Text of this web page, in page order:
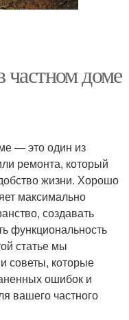
частном доме
— это один из
ремонта, который
жизни. Хорошо
максимально
создавать
функциональность
статье мы
советы, которые
ошибок и
вашего частного